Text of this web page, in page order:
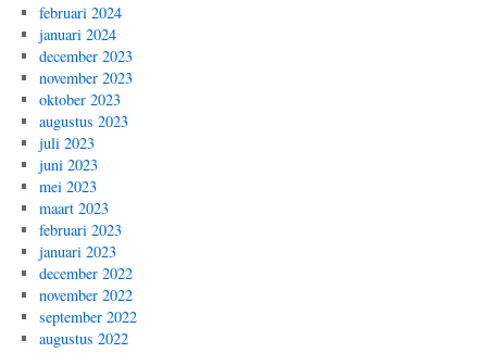
februari 2024
januari 2024
december 2023
november 2023
oktober 2023
augustus 2023
juli 2023
juni 2023
mei 2023
maart 2023
februari 2023
januari 2023
december 2022
november 2022
september 2022
augustus 2022